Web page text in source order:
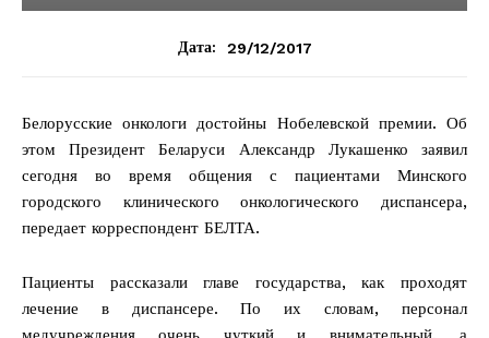
Дата: 29/12/2017
Белорусские онкологи достойны Нобелевской премии. Об
этом Президент Беларуси Александр Лукашенко заявил
сегодня во время общения с пациентами Минского
городского клинического онкологического диспансера,
передает корреспондент БЕЛТА.
Пациенты рассказали главе государства, как проходят
лечение в диспансере. По их словам, персонал